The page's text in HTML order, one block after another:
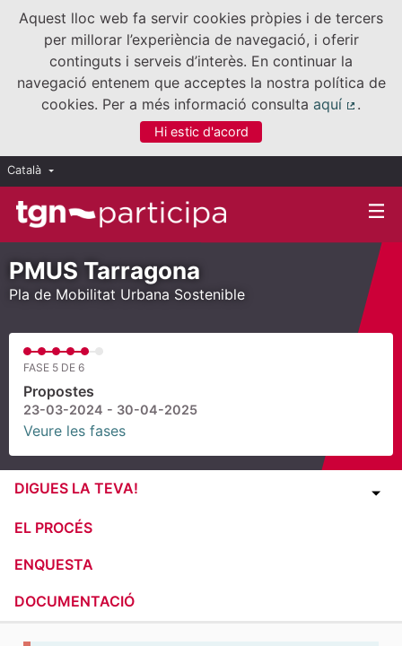
Aquest lloc web fa servir cookies pròpies i de tercers
per millorar l’experiència de navegació, i oferir
continguts i serveis d’interès. En continuar la
navegació entenem que acceptes la nostra política de
cookies. Per a més informació consulta aquí
.
Hi estic d'acord
Català Triar la llengua
PMUS Tarragona
Pla de Mobilitat Urbana Sostenible
FASE 5 DE 6
Propostes
23-03-2024 - 30-04-2025
Veure les fases
DIGUES LA TEVA!
EL PROCÉS
ENQUESTA
DOCUMENTACIÓ